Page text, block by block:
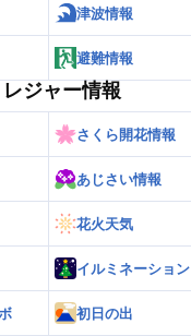
雲レーダー
津波情報
避難情報
ジャー情報
さくら開花情報
あじさい情報
花火天気
イルミネーション
初日の出